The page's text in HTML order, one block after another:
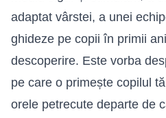
adaptat vârstei, a unei
ghideze pe copii în primii
descoperire. Este vorba
pe care o primește copilul
orele petrecute departe de